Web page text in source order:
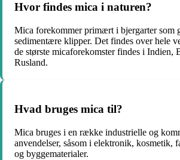
Hvor findes mica i naturen?
Mica forekommer primært i bjergarter som
sedimentære klipper. Det findes over hele
de største micaforekomster findes i Indien,
Rusland.
Hvad bruges mica til?
Mica bruges i en række industrielle og
anvendelser, såsom i elektronik, kosmetik,
og byggematerialer.